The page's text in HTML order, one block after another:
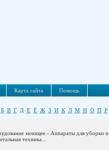
Карта сайта Помощь
Б В Г Д Е Ё Ж З И К Л М Н О П Р
моющее - Аппараты для уборки и
техника...